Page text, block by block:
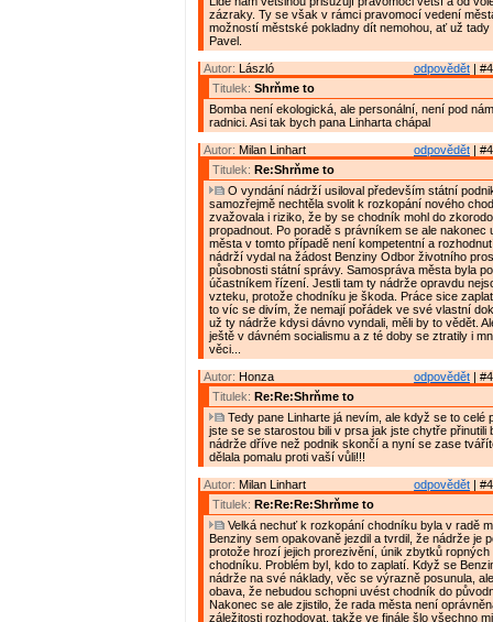
zázraky. Ty se však v rámci pravomocí vedení
možností městské pokladny dít nemohou, ať už tady
Pavel.
odpovědět |
Autor: László
Titulek: Shrňme to
Bomba není ekologická, ale personální, není pod
radnici. Asi tak bych pana Linharta chápal
odpovědět |
Autor: Milan Linhart
Titulek: Re:Shrňme to
O vyndání nádrží usiloval především státní
samozřejmě nechtěla svolit k rozkopání nového
zvažovala i riziko, že by se chodník mohl do
propadnout. Po poradě s právníkem se ale nakonec
města v tomto případě není kompetentní a
nádrží vydal na žádost Benziny Odbor životního
působnosti státní správy. Samospráva města byla
účastníkem řízení. Jestli tam ty nádrže opravdu
vzteku, protože chodníku je škoda. Práce sice
to víc se divím, že nemají pořádek ve své vlastní
už ty nádrže kdysi dávno vyndali, měli by to vědět.
ještě v dávném socialismu a z té doby se ztratily i
věci...
odpovědět |
Autor: Honza
Titulek: Re:Re:Shrňme to
Tedy pane Linharte já nevím, ale když se to celé
jste se se starostou bili v prsa jak jste chytře přinutili
nádrže dříve než podnik skončí a nyní se zase
dělala pomalu proti vaší vůli!!!
odpovědět |
Autor: Milan Linhart
Titulek: Re:Re:Re:Shrňme to
Velká nechuť k rozkopání chodníku byla v radě
Benziny sem opakovaně jezdil a tvrdil, že nádrže je
protože hrozí jejich prorezivění, únik zbytků ropných
chodníku. Problém byl, kdo to zaplatí. Když se
nádrže na své náklady, věc se výrazně posunula,
obava, že nebudou schopni uvést chodník do
Nakonec se ale zjistilo, že rada města není
záležitosti rozhodovat, takže ve finále šlo všechno